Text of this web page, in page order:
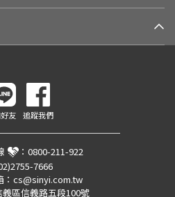
友 追蹤我們
： 0800-211-922
7666
cs@sinyi.com.tw
區信義路五段100號